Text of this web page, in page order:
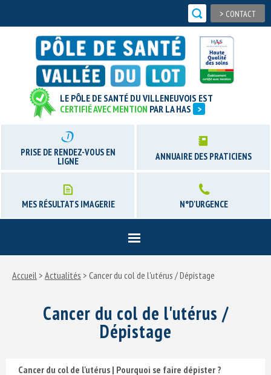
> CONTACT
LE PÔLE DE SANTÉ DU VILLENEUVOIS EST
CERTIFIÉ AVEC MENTION PAR LA HAS >
PRISE DE RENDEZ-VOUS EN
LIGNE ANNUAIRE DES PRATICIENS
MES RÉSULTATS IMAGERIE N°D'URGENCE
Accueil> Actualités > Cancer du col de l'utérus / Dépistage
Cancer du col de l'utérus /
Dépistage
Cancer du col de l'utérus | Pourquoi se faire dépister ?